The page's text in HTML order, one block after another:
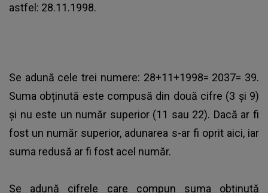
astfel: 28.11.1998.
Se adună cele trei numere: 28+11+1998= 2037= 39.
Suma obținută este compusă din două cifre (3 și 9)
și nu este un număr superior (11 sau 22). Dacă ar fi
fost un număr superior, adunarea s-ar fi oprit aici, iar
suma redusă ar fi fost acel număr.
Se adună cifrele care compun suma obținută